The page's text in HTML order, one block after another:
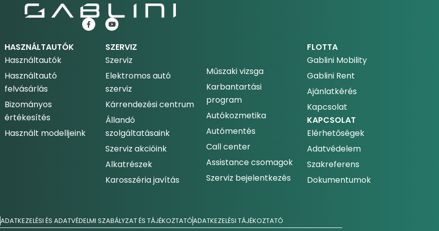
HASZNÁLTAUTÓK
Használtautók
Használtautó
felvásárlás
Bizományos
értékesítés
Használt modelljeink
SZERVIZ
Szerviz
Elektromos autó
szerviz
Kárrendezési centrum
Állandó
szolgáltatásaink
Szerviz akcióink
Alkatrészek
Karosszéria javítás
Műszaki vizsga
Karbantartási
program
Autókozmetika
Autómentés
Call center
Assistance csomagok
Szerviz bejelentkezés
FLOTTA
Gablini Mobility
Gablini Rent
Ajánlatkérés
Kapcsolat
KAPCSOLAT
Elérhetőségek
Adatvédelem
Szakreferens
Dokumentumok
ADATKEZELÉSI ÉS ADATVÉDELMI SZABÁLYZAT ÉS TÁJÉKOZTATÓADATKEZELÉSI TÁJÉKOZTATÓ